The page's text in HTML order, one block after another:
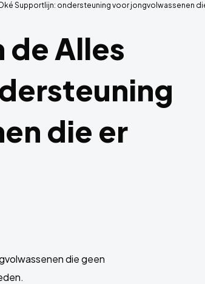
Supportlijn: ondersteuning voor jongvolwassenen
de Alles
die er
die geen